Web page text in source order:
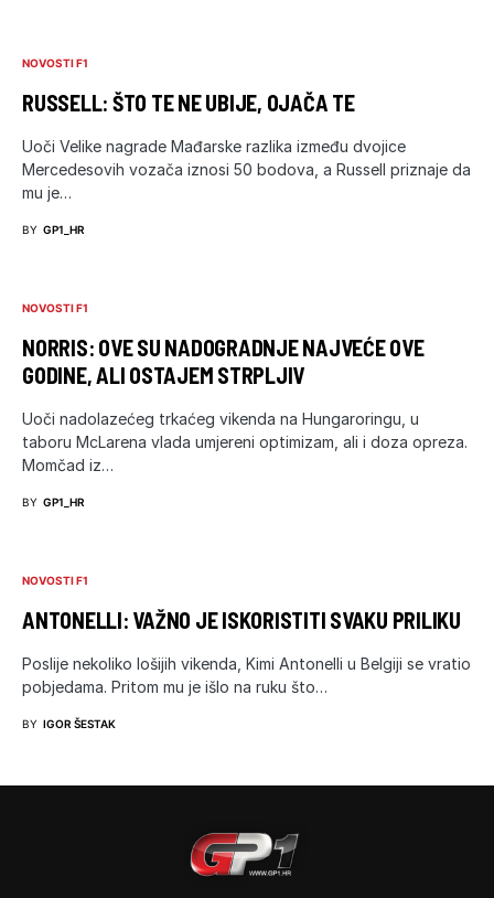
NOVOSTI F1
RUSSELL: ŠTO TE NE UBIJE, OJAČA TE
Uoči Velike nagrade Mađarske razlika između dvojice
Mercedesovih vozača iznosi 50 bodova, a Russell priznaje da
mu je…
BY GP1_HR
NOVOSTI F1
NORRIS: OVE SU NADOGRADNJE NAJVEĆE OVE
GODINE, ALI OSTAJEM STRPLJIV
Uoči nadolazećeg trkaćeg vikenda na Hungaroringu, u
taboru McLarena vlada umjereni optimizam, ali i doza opreza.
Momčad iz…
BY GP1_HR
NOVOSTI F1
ANTONELLI: VAŽNO JE ISKORISTITI SVAKU PRILIKU
Poslije nekoliko lošijih vikenda, Kimi Antonelli u Belgiji se vratio
pobjedama. Pritom mu je išlo na ruku što…
BY IGOR ŠESTAK